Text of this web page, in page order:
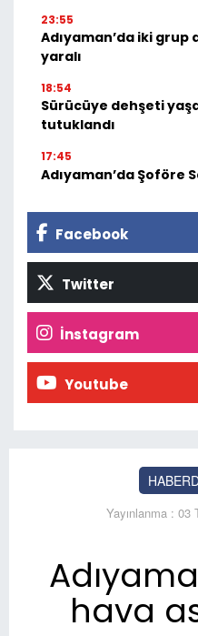
23:55
Adıyaman’da iki grup
yaralı
18:54
Sürücüye dehşeti
tutuklandı
17:45
Adıyaman’da Şoföre
Facebook
Twitter
İnstagram
Youtube
Yayınlanma : 03
hava